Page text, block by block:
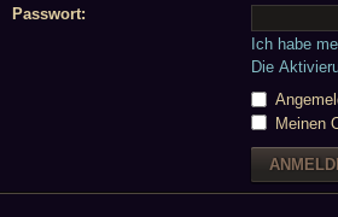
Passwort:
Ich habe
Die
Meinen